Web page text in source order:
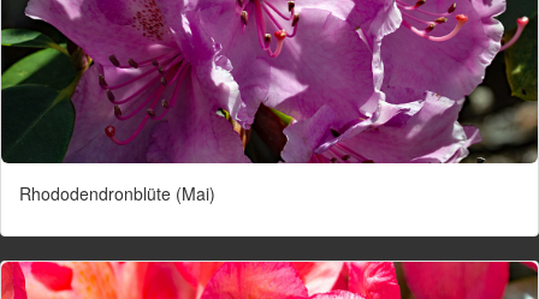
Rhododendronblüte (Mai)